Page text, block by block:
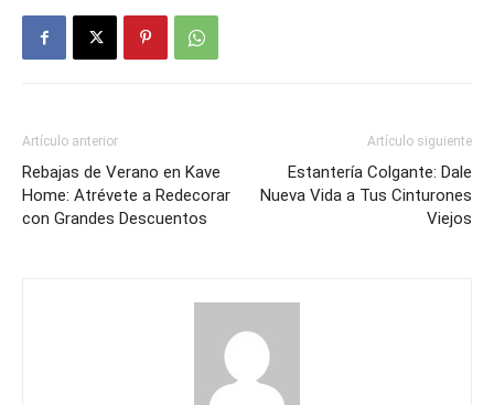
Artículo anterior
Rebajas de Verano en Kave
Home: Atrévete a Redecorar
con Grandes Descuentos
Artículo siguiente
Estantería Colgante: Dale
Nueva Vida a Tus Cinturones
Viejos